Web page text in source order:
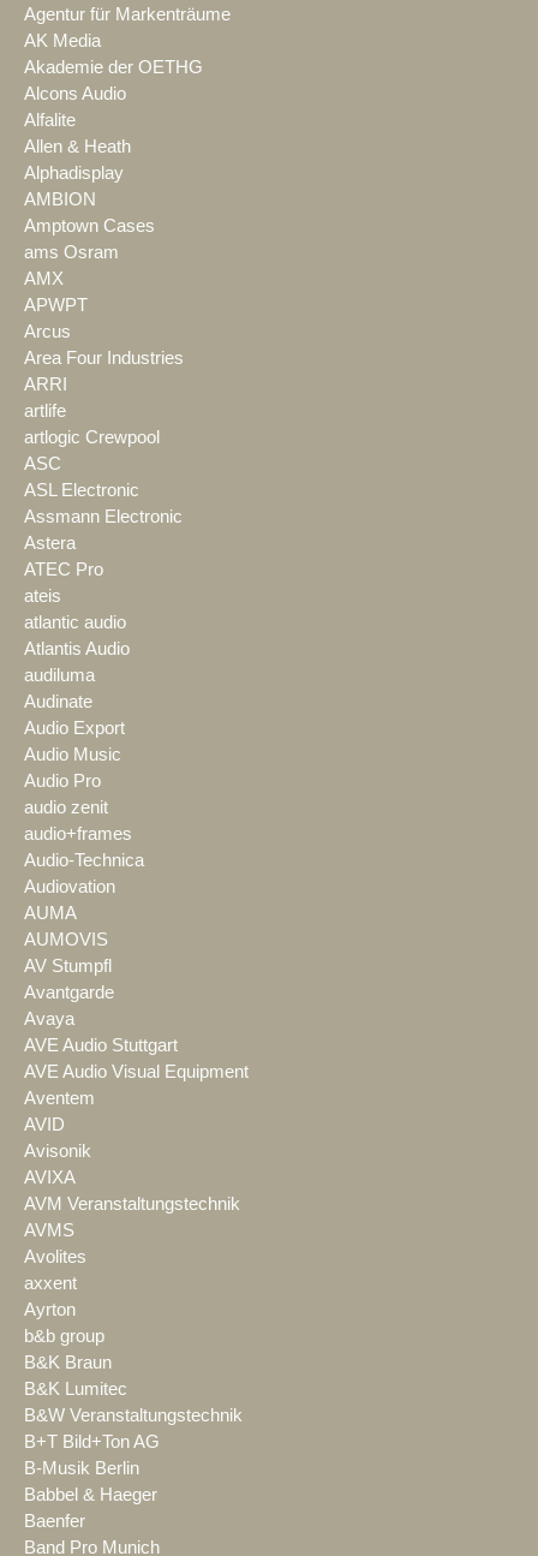
Agentur für Markenträume
AK Media
Akademie der OETHG
Alcons Audio
Alfalite
Allen & Heath
Alphadisplay
AMBION
Amptown Cases
ams Osram
AMX
APWPT
Arcus
Area Four Industries
ARRI
artlife
artlogic Crewpool
ASC
ASL Electronic
Assmann Electronic
Astera
ATEC Pro
ateis
atlantic audio
Atlantis Audio
audiluma
Audinate
Audio Export
Audio Music
Audio Pro
audio zenit
audio+frames
Audio-Technica
Audiovation
AUMA
AUMOVIS
AV Stumpfl
Avantgarde
Avaya
AVE Audio Stuttgart
AVE Audio Visual Equipment
Aventem
AVID
Avisonik
AVIXA
AVM Veranstaltungstechnik
AVMS
Avolites
axxent
Ayrton
b&b group
B&K Braun
B&K Lumitec
B&W Veranstaltungstechnik
B+T Bild+Ton AG
B-Musik Berlin
Babbel & Haeger
Baenfer
Band Pro Munich